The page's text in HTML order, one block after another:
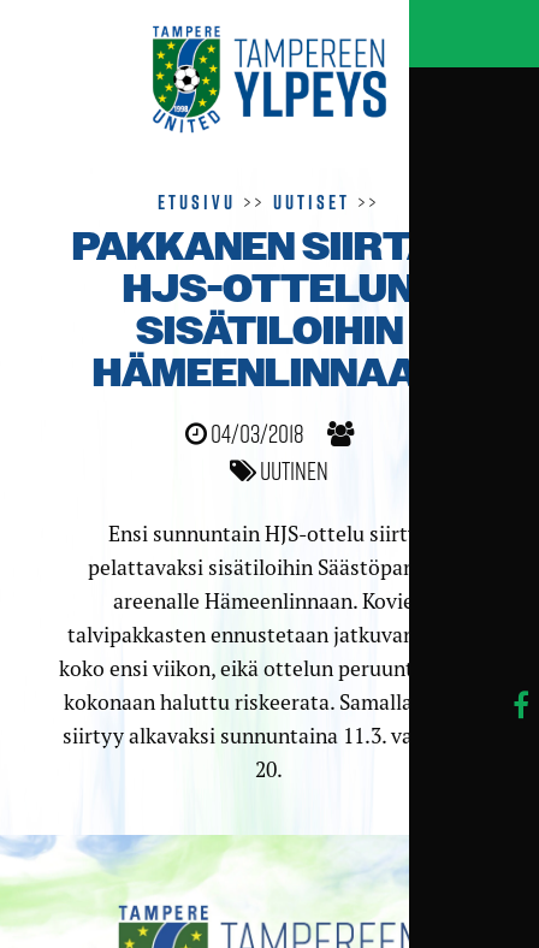
Etusivu >>Uutiset >>
PAKKANEN SIIRTÄÄ
HJS-OTTELUN
SISÄTILOIHIN
HÄMEENLINNAAN
04/03/2018
Uutinen
Ensi sunnuntain HJS-ottelu siirtyy
pelattavaksi sisätiloihin Säästöpankki-
areenalle Hämeenlinnaan. Kovien
talvipakkasten ennustetaan jatkuvan myös
koko ensi viikon, eikä ottelun peruuntumista
kokonaan haluttu riskeerata. Samalla ottelu
siirtyy alkavaksi sunnuntaina 11.3. vasta klo
20.